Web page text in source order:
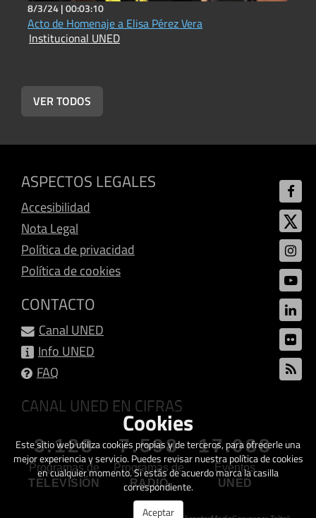
8/3/24 |00:03:10
Acto de Homenaje a Elisa Pérez Vera
Institucional UNED
VER TODOS
ASPECTOS LEGALES
Accesibilidad
Nota Legal
Política de privacidad
Política de cookies
CONTACTO
Canal UNED
Info UNED
FAQ
CANAL UNED EN CIFRAS
3.128
Programas de
TELEVISIÓN
7.598
Programas de
RADIO
17.088
Eventos
UNED
Cookies
Este sitio web utiliza cookies propias y de terceros, para ofrecerle una
mejor experiencia y servicio. Puedes revisar nuestra política de cookies
en cualquier momento. Si estás de acuerdo marca la casilla
correspondiente.
Aceptar